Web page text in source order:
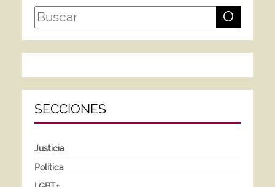
O
SECCIONES
Justicia
Política